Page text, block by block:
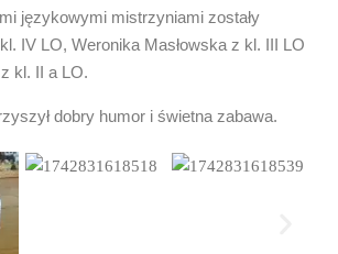
językowymi mistrzyniami zostały
IV LO, Weronika Masłowska z kl. III LO
kl. II a LO.
dobry humor i świetna zabawa.